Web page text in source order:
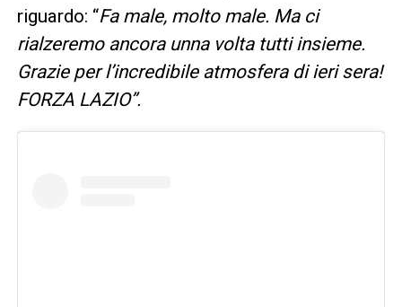
riguardo: “Fa male, molto male. Ma ci
rialzeremo ancora unna volta tutti insieme.
Grazie per l’incredibile atmosfera di ieri sera!
FORZA LAZIO”.